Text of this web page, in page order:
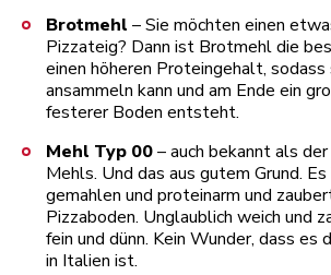
Brotmehl – Sie möchten einen
Pizzateig? Dann ist Brotmehl die
einen höheren Proteingehalt, sodass
ansammeln kann und am Ende ein
festerer Boden entsteht.
Mehl Typ 00– auch bekannt als
Mehls. Und das aus gutem Grund.
gemahlen und proteinarm und
Pizzaboden. Unglaublich weich und
fein und dünn. Kein Wunder, dass es
in Italien ist.